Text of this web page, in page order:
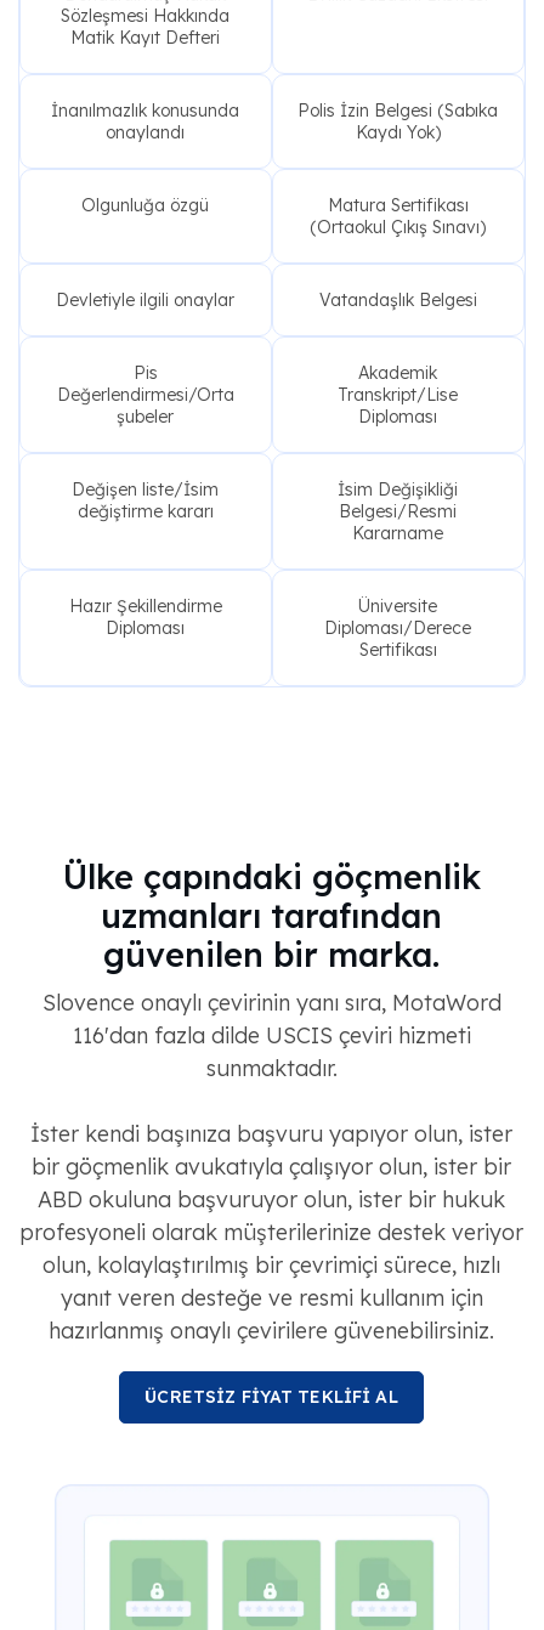
Sözleşmesi Hakkında
Matik Kayıt Defteri
İnanılmazlık konusunda
onaylandı
Polis İzin Belgesi (Sabıka
Kaydı Yok)
Olgunluğa özgü
Matura Sertifikası
(Ortaokul Çıkış Sınavı)
Devletiyle ilgili onaylar Vatandaşlık Belgesi
Pis
Değerlendirmesi/Orta
şubeler
Akademik
Transkript/Lise
Diploması
Değişen liste/İsim
değiştirme kararı
İsim Değişikliği
Belgesi/Resmi
Kararname
Hazır Şekillendirme
Diploması
Üniversite
Diploması/Derece
Sertifikası
Ülke çapındaki göçmenlik
uzmanları tarafından
güvenilen bir marka.
Slovence onaylı çevirinin yanı sıra, MotaWord
116'dan fazla dilde USCIS çeviri hizmeti
sunmaktadır.
İster kendi başınıza başvuru yapıyor olun, ister
bir göçmenlik avukatıyla çalışıyor olun, ister bir
ABD okuluna başvuruyor olun, ister bir hukuk
profesyoneli olarak müşterilerinize destek veriyor
olun, kolaylaştırılmış bir çevrimiçi sürece, hızlı
yanıt veren desteğe ve resmi kullanım için
hazırlanmış onaylı çevirilere güvenebilirsiniz.
ÜCRETSİZ FİYAT TEKLİFİ AL